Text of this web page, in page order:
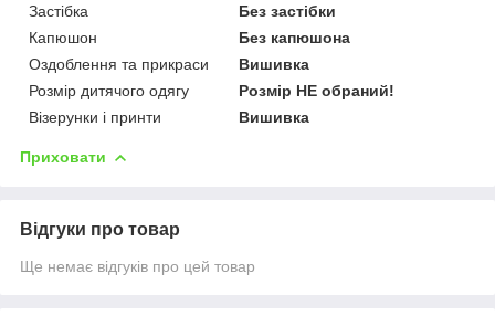
Застібка
Без застібки
Капюшон
Без капюшона
Оздоблення та прикраси
Вишивка
Розмір дитячого одягу
Розмір НЕ обраний!
Візерунки і принти
Вишивка
Приховати
Відгуки про товар
Ще немає відгуків про цей товар